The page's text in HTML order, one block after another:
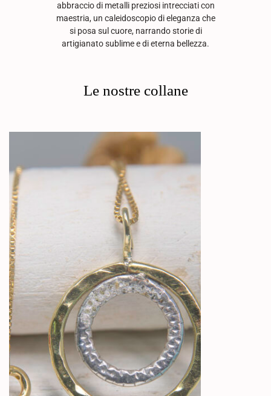
abbraccio di metalli preziosi intrecciati con
maestria, un caleidoscopio di eleganza che
si posa sul cuore, narrando storie di
artigianato sublime e di eterna bellezza.
Le nostre collane